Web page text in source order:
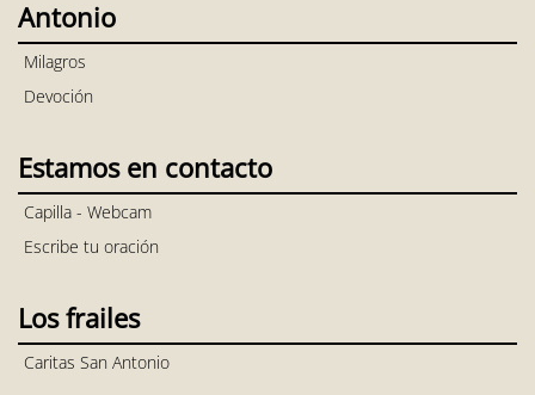
Antonio
Milagros
Devoción
Estamos en contacto
Capilla - Webcam
Escribe tu oración
Los frailes
Caritas San Antonio